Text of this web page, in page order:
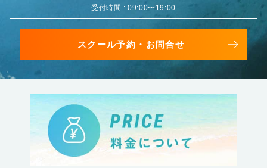
受付時間 : 09:00〜19:00
スクール予約・お問合せ